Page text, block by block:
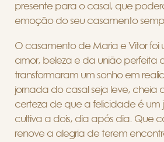
presente para o casal, que
emoção do seu casamento
O casamento de Maria e Vitor foi
amor, beleza e da união perfeita
transformaram um sonho em
jornada do casal seja leve, cheia
certeza de que a felicidade é um
cultiva a dois, dia após dia. Que
renove a alegria de terem